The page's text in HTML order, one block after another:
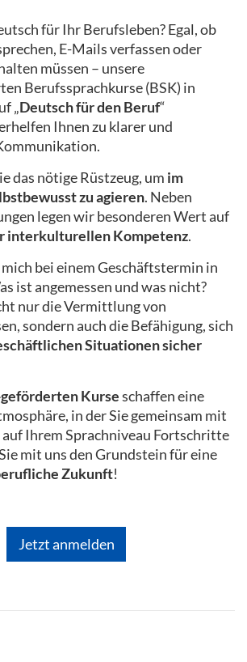
für Ihr Berufsleben? Egal, ob
E-Mails verfassen oder
müssen – unsere
Berufssprachkurse (BSK) in
„Deutsch für den Beruf“
Ihnen zu klarer und
das nötige Rüstzeug, um im
zu agieren. Neben
legen wir besonderen Wert auf
interkulturellen Kompetenz.
bei einem Geschäftstermin in
ist angemessen und was nicht?
nur die Vermittlung von
sondern auch die Befähigung, sich
Situationen sicher
Kurseschaffen eine
in der Sie gemeinsam mit
Ihrem Sprachniveau Fortschritte
mit uns den Grundstein für eine
Zukunft!
Jetzt anmelden